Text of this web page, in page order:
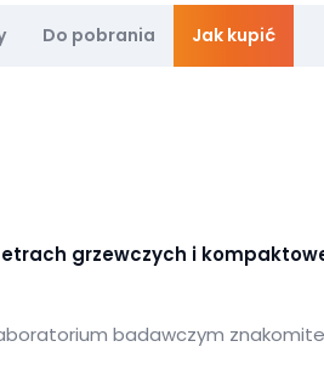
Do pobrania Jak kupić
grzewczych i
badawczym